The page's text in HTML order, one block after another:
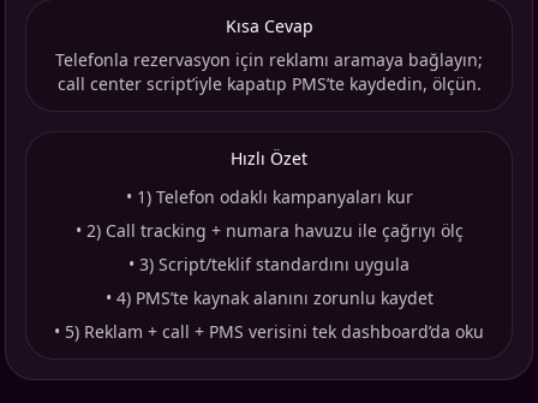
Kısa Cevap
Telefonla rezervasyon için reklamı aramaya bağlayın;
call center script’iyle kapatıp PMS’te kaydedin, ölçün.
Hızlı Özet
• 1) Telefon odaklı kampanyaları kur
• 2) Call tracking + numara havuzu ile çağrıyı ölç
• 3) Script/teklif standardını uygula
• 4) PMS’te kaynak alanını zorunlu kaydet
• 5) Reklam + call + PMS verisini tek dashboard’da oku